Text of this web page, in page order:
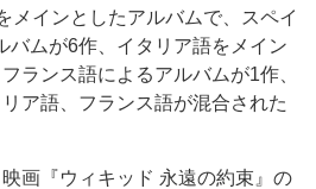
メインとしたアルバムで、スペイ
バムが6作、イタリア語をメイン
ランス語によるアルバムが1作、
ア語、フランス語が混合された
画『ウィキッド 永遠の約束』の